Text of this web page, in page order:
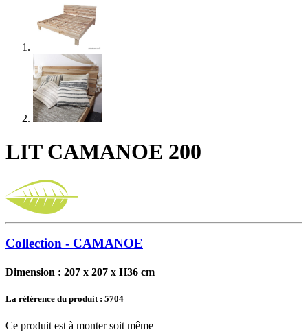
LIT CAMANOE 200
Collection - CAMANOE
Dimension : 207 x 207 x H36 cm
La référence du produit : 5704
Ce produit est à monter soit même